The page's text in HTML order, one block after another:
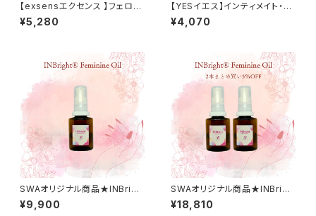
【exsensエクセンス 】フェロモ
ンボディミストUNDER THE IN
FLUENCE
¥5,280
【YESイエス】インティメイト・モ
イスチャージェル VM
¥4,070
SWAオリジナル商品★INBrigh
t® Feminine Oil 30ml 送
料無料
¥9,900
SWAオリジナル商品★INBrigh
t® Feminine Oil 30ml ２
本セット ５％OFF 送料無料
¥18,810